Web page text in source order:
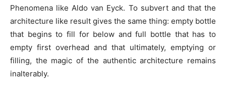
Phenomena like Aldo van Eyck. To subvert and that the
architecture like result gives the same thing: empty bottle
that begins to fill for below and full bottle that has to
empty first overhead and that ultimately, emptying or
filling, the magic of the authentic architecture remains
inalterably.